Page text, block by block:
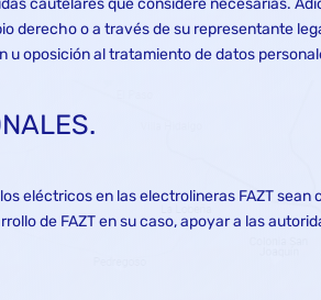
derecho o a través de su representante
oposición al tratamiento de datos
eléctricos en las electrolineras FAZT
de FAZT en su caso, apoyar a las